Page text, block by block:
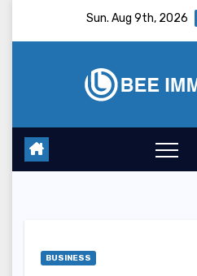
Sun. Aug 9th, 2026
BUSINESS